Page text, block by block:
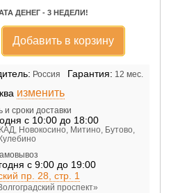
ДЕНЕГ - 3 НЕДЕЛИ!
Добавить в корзину
Россия Гарантия: 12 мес.
изменить
и сроки доставки
с 10:00 до 18:00
Новокосино, Митино, Бутово,
с 9:00 до 19:00
пр. 28, стр. 1
проспект»